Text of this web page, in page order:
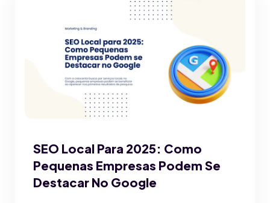
SEO Local Para 2025: Como
Pequenas Empresas Podem Se
Destacar No Google